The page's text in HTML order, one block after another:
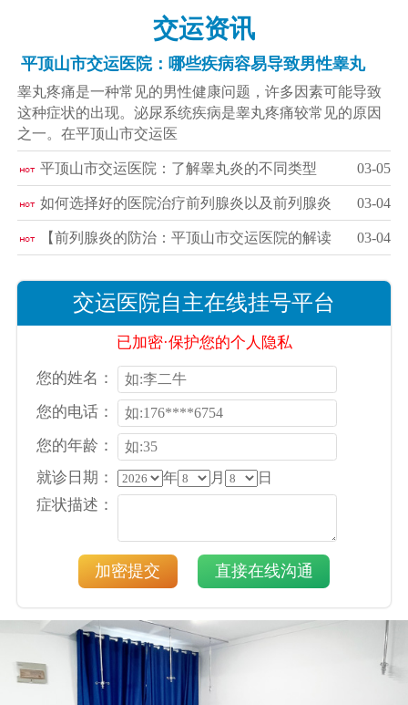
交运资讯
平顶山市交运医院：哪些疾病容易导致男性睾丸
睾丸疼痛是一种常见的男性健康问题，许多因素可能导致
这种症状的出现。泌尿系统疾病是睾丸疼痛较常见的原因
之一。在平顶山市交运医
平顶山市交运医院：了解睾丸炎的不同类型 03-05
如何选择好的医院治疗前列腺炎以及前列腺炎 03-04
【前列腺炎的防治：平顶山市交运医院的解读 03-04
交运医院自主在线挂号平台
已加密·保护您的个人隐私
您的姓名：
您的电话：
您的年龄：
就诊日期：
年 月 日
症状描述：
加密提交 直接在线沟通